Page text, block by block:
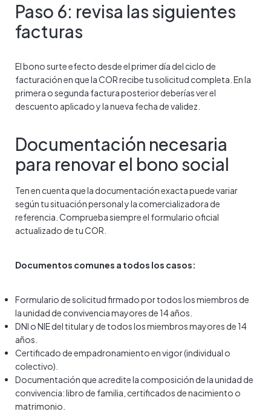
Paso 6: revisa las siguientes
facturas
El bono surte efecto desde el primer día del ciclo de
facturación en que la COR recibe tu solicitud completa. En la
primera o segunda factura posterior deberías ver el
descuento aplicado y la nueva fecha de validez.
Documentación necesaria
para renovar el bono social
Ten en cuenta que la documentación exacta puede variar
según tu situación personal y la comercializadora de
referencia. Comprueba siempre el formulario oficial
actualizado de tu COR.
Documentos comunes a todos los casos:
Formulario de solicitud firmado por todos los miembros de
la unidad de convivencia mayores de 14 años.
DNI o NIE del titular y de todos los miembros mayores de 14
años.
Certificado de empadronamiento en vigor (individual o
colectivo).
Documentación que acredite la composición de la unidad de
convivencia: libro de familia, certificados de nacimiento o
matrimonio.